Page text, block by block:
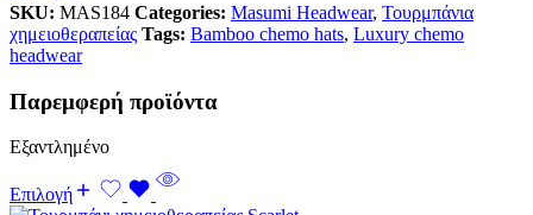
SKU: MAS184 Categories: Masumi Headwear, Τουρμπάνια
χημειοθεραπείας Tags: Bamboo chemo hats, Luxury chemo
headwear
Παρεμφερή προϊόντα
Εξαντλημένο
Επιλογή